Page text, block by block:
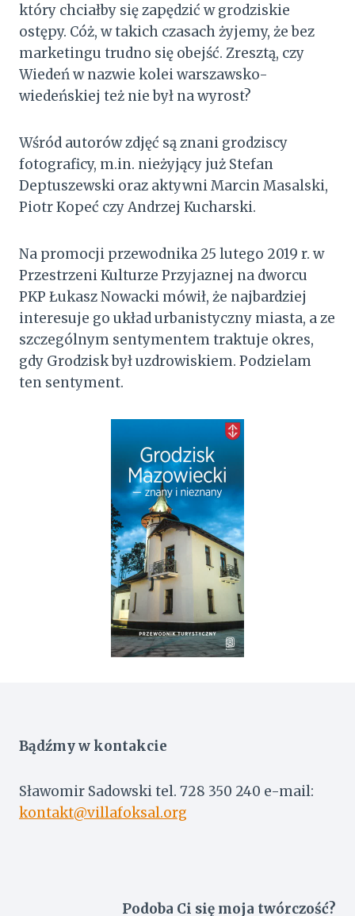
który chciałby się zapędzić w grodziskie
ostępy. Cóż, w takich czasach żyjemy, że bez
marketingu trudno się obejść. Zresztą, czy
Wiedeń w nazwie kolei warszawsko-
wiedeńskiej też nie był na wyrost?
Wśród autorów zdjęć są znani grodziscy
fotograficy, m.in. nieżyjący już Stefan
Deptuszewski oraz aktywni Marcin Masalski,
Piotr Kopeć czy Andrzej Kucharski.
Na promocji przewodnika 25 lutego 2019 r. w
Przestrzeni Kulturze Przyjaznej na dworcu
PKP Łukasz Nowacki mówił, że najbardziej
interesuje go układ urbanistyczny miasta, a ze
szczególnym sentymentem traktuje okres,
gdy Grodzisk był uzdrowiskiem. Podzielam
ten sentyment.
Bądźmy w kontakcie
Sławomir Sadowski tel. 728 350 240 e-mail:
kontakt@villafoksal.org
Podoba Ci się moja twórczość?